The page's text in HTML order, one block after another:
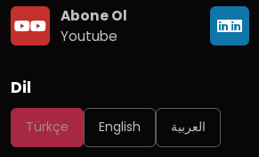
Abone Ol
Youtube
Dil
Türkçe English العربية